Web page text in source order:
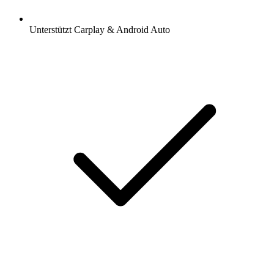
Unterstützt Carplay & Android Auto